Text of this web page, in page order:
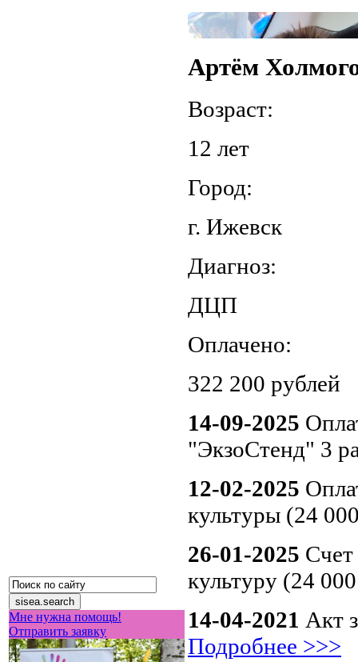
Мне нужна помощь!
Отправить заявку
Артём
Возраст:
12 лет
Город:
г. Ижевск
Диагноз:
ДЦП
Оплачено:
322 200 рублей
14-09-2025
"ЭкзоСтенд" 3
12-02-2025
культуры (24
26-01-2025
культуру (24
14-04-2021 Акт
Подробнее >>>